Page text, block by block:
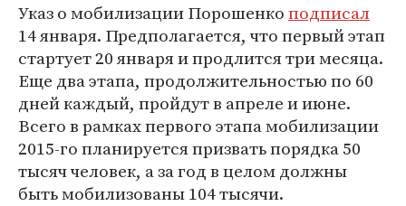
Указ о мобилизации Порошенкоподписал
14 января. Предполагается, что первый этап
стартует 20 января и продлится три месяца.
Еще два этапа, продолжительностью по 60
дней каждый, пройдут в апреле и июне.
Всего в рамках первого этапа мобилизации
2015-го планируется призвать порядка 50
тысяч человек, а за год в целом должны
быть мобилизованы 104 тысячи.